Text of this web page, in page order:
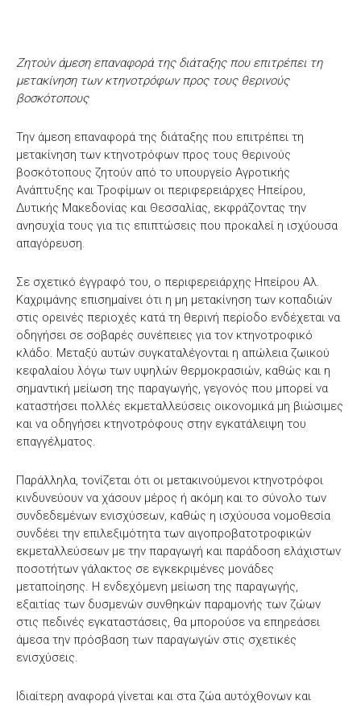
Ζητούν άμεση επαναφορά της διάταξης που επιτρέπει τη
μετακίνηση των κτηνοτρόφων προς τους θερινούς
βοσκότοπους
Την άμεση επαναφορά της διάταξης που επιτρέπει τη
μετακίνηση των κτηνοτρόφων προς τους θερινούς
βοσκότοπους ζητούν από το υπουργείο Αγροτικής
Ανάπτυξης και Τροφίμων οι περιφερειάρχες Ηπείρου,
Δυτικής Μακεδονίας και Θεσσαλίας, εκφράζοντας την
ανησυχία τους για τις επιπτώσεις που προκαλεί η ισχύουσα
απαγόρευση.
Σε σχετικό έγγραφό του, ο περιφερειάρχης Ηπείρου Αλ.
Καχριμάνης επισημαίνει ότι η μη μετακίνηση των κοπαδιών
στις ορεινές περιοχές κατά τη θερινή περίοδο ενδέχεται να
οδηγήσει σε σοβαρές συνέπειες για τον κτηνοτροφικό
κλάδο. Μεταξύ αυτών συγκαταλέγονται η απώλεια ζωικού
κεφαλαίου λόγω των υψηλών θερμοκρασιών, καθώς και η
σημαντική μείωση της παραγωγής, γεγονός που μπορεί να
καταστήσει πολλές εκμεταλλεύσεις οικονομικά μη βιώσιμες
και να οδηγήσει κτηνοτρόφους στην εγκατάλειψη του
επαγγέλματος.
Παράλληλα, τονίζεται ότι οι μετακινούμενοι κτηνοτρόφοι
κινδυνεύουν να χάσουν μέρος ή ακόμη και το σύνολο των
συνδεδεμένων ενισχύσεων, καθώς η ισχύουσα νομοθεσία
συνδέει την επιλεξιμότητα των αιγοπροβατοτροφικών
εκμεταλλεύσεων με την παραγωγή και παράδοση ελάχιστων
ποσοτήτων γάλακτος σε εγκεκριμένες μονάδες
μεταποίησης. Η ενδεχόμενη μείωση της παραγωγής,
εξαιτίας των δυσμενών συνθηκών παραμονής των ζώων
στις πεδινές εγκαταστάσεις, θα μπορούσε να επηρεάσει
άμεσα την πρόσβαση των παραγωγών στις σχετικές
ενισχύσεις.
Ιδιαίτερη αναφορά γίνεται και στα ζώα αυτόχθονων και